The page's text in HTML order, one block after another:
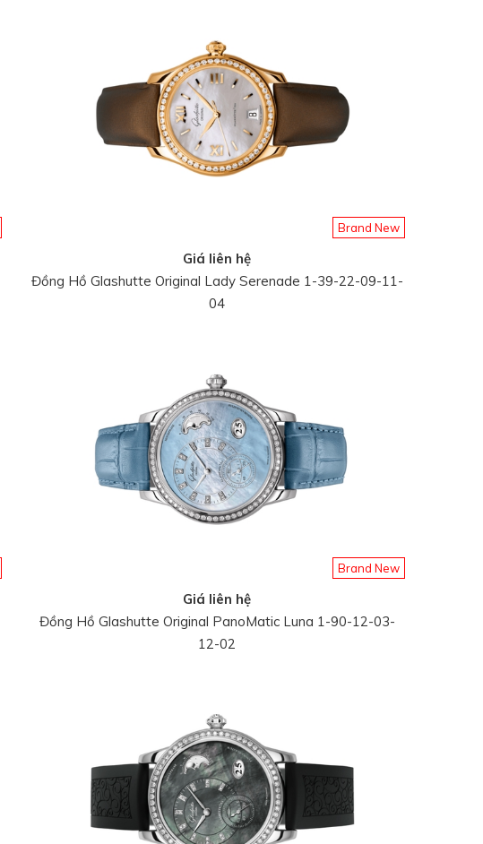
Brand New
Giá liên hệ
Đồng Hồ Glashutte Original Lady Serenade 1-39-22-09-11-
04
Brand New
Giá liên hệ
Đồng Hồ Glashutte Original PanoMatic Luna 1-90-12-03-
12-02